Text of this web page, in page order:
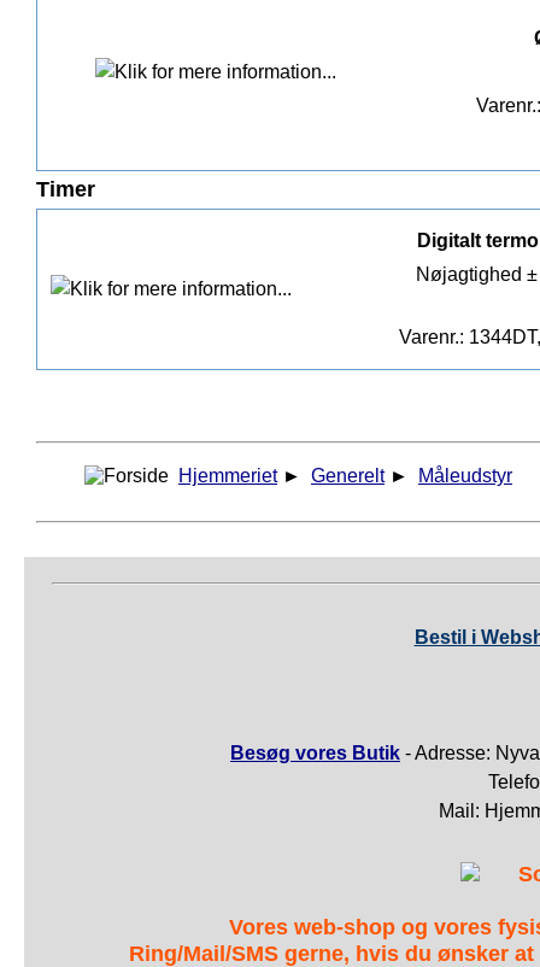
Timer
Digitalt
Nøjagtighed
Varenr.:
Hjemmeriet ► Generelt ► Måleudstyr
Bestil i
Besøg vores Butik - Adresse:
Mail:
Vores web-shop og vores
Ring/Mail/SMS gerne, hvis du ønsker